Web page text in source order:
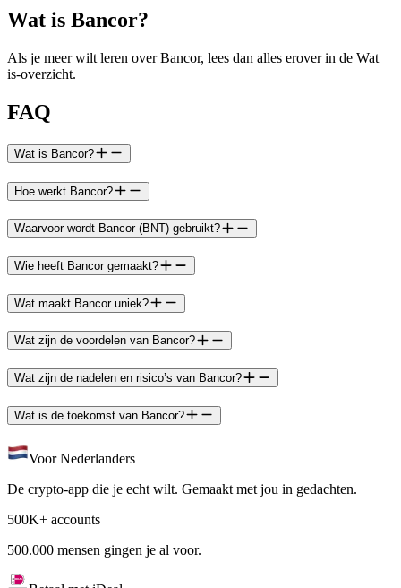
Wat is Bancor?
Als je meer wilt leren over Bancor, lees dan alles erover in de Wat
is-overzicht.
FAQ
Wat is Bancor?
Hoe werkt Bancor?
Waarvoor wordt Bancor (BNT) gebruikt?
Wie heeft Bancor gemaakt?
Wat maakt Bancor uniek?
Wat zijn de voordelen van Bancor?
Wat zijn de nadelen en risico’s van Bancor?
Wat is de toekomst van Bancor?
Voor Nederlanders
De crypto-app die je echt wilt. Gemaakt met jou in gedachten.
500K+ accounts
500.000 mensen gingen je al voor.